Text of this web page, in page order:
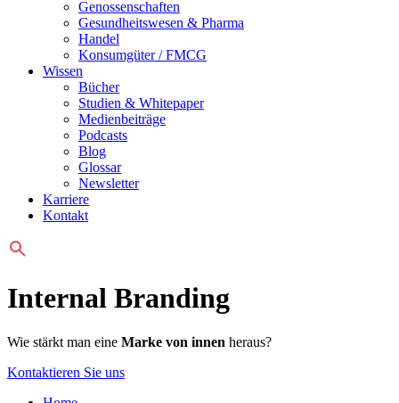
Genossenschaften
Gesundheitswesen & Pharma
Handel
Konsumgüter / FMCG
Wissen
Bücher
Studien & Whitepaper
Medienbeiträge
Podcasts
Blog
Glossar
Newsletter
Karriere
Kontakt
Internal Branding
Wie stärkt man eine Marke von innen heraus?
Kontaktieren Sie uns